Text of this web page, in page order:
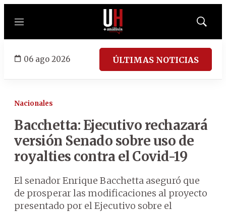
Menú
Mostrar
06 ago 2026 ÚLTIMAS NOTICIAS
Nacionales
Bacchetta: Ejecutivo rechazará
versión Senado sobre uso de
royalties contra el Covid-19
El senador Enrique Bacchetta aseguró que
de prosperar las modificaciones al proyecto
presentado por el Ejecutivo sobre el